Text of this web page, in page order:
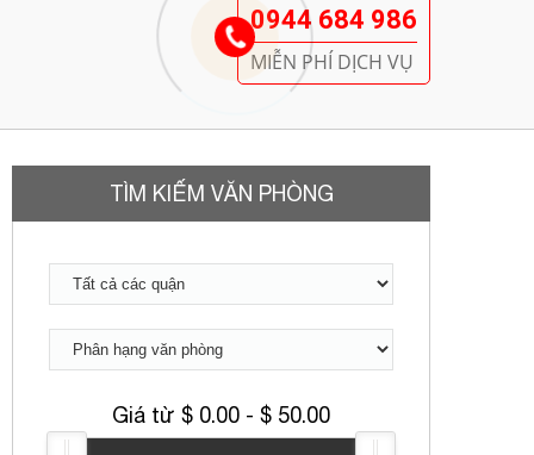
0944 684 986
TÌM KIẾM VĂN PHÒNG